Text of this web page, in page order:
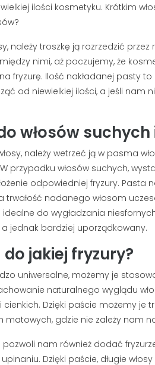
ilości kosmetyku. Krótkim
należy troszkę ją rozrzedzić
nimi, aż poczujemy, że
fryzurę. Ilość nakładanej pasty
od niewielkiej ilości, a jeśli nam
włosów
należy wetrzeć ją w pasma
przypadku włosów suchych,
odpowiedniej fryzury. Pasta
trwałość nadanego włosom
do wygładzania
jednak bardziej uporządkowany.
do jakiej fryzury?
uniwersalne, możemy je
naturalnego wyglądu
cienkich. Dzięki paście możemy
matowych, gdzie nie zależy nam
nam również dodać
Dzięki paście, długie